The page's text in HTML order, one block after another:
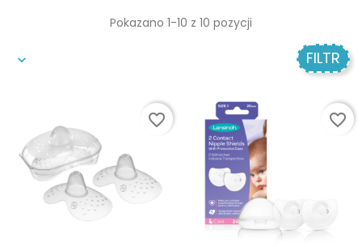
FILTR
Pokazano 1-10 z 10 pozycji
favorite_border favorite_border